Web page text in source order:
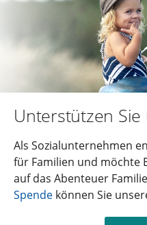
Unterstützen Sie
Als Sozialunternehmen
für Familien und möchte
auf das Abenteuer
Spende können Sie